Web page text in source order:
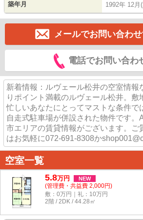
築年月 1992年 12月
メールでお問い合わ
電話でお問い合わ
新着情報：ルヴェール松井の空室情報
りポイント満載のルヴェール松井。敷
忙しいあなたにとってマストな条件で
自走式駐車場が併設された物件です。
市エリアの賃貸情報がございます。ご
はお気軽に072-691-8308か
空室一覧
5.8万円 NEW
(管理費・共益費 2,000円)
敷：0万円｜礼：10万円
2階 / 2DK / 44.28㎡